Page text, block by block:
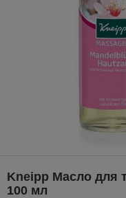
Kneipp Масло для
100 мл